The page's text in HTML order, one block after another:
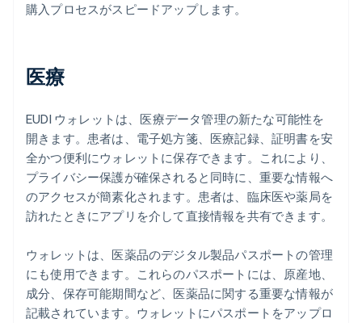
購入プロセスがスピードアップします。
医療
EUDI ウォレットは、医療データ管理の新たな可能性を
開きます。患者は、電子処方箋、医療記録、証明書を安
全かつ便利にウォレットに保存できます。これにより、
プライバシー保護が確保されると同時に、重要な情報へ
のアクセスが簡素化されます。患者は、臨床医や薬局を
訪れたときにアプリを介して直接情報を共有できます。
ウォレットは、医薬品のデジタル製品パスポートの管理
にも使用できます。これらのパスポートには、原産地、
成分、保存可能期間など、医薬品に関する重要な情報が
記載されています。ウォレットにパスポートをアップロ